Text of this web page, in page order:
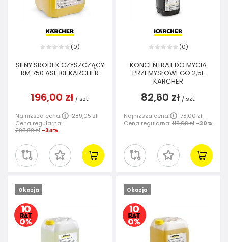
(0)
SILNY ŚRODEK CZYSZCZĄCY
RM 750 ASF 10L KARCHER
196,00 zł / szt.
Najniższa cena:
289,05 zł
Cena regularna:
298,89 zł -34%
(0)
KONCENTRAT DO MYCIA
PRZEMYSŁOWEGO 2,5L
KARCHER
82,60 zł / szt.
Najniższa cena:
78,00 zł
Cena regularna:118,08 zł -30%
Okazja Okazja